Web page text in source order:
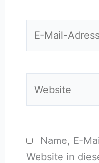
Name, E-
Website in